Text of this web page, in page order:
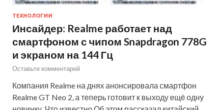
ТЕХНОЛОГИИ
Инсайдер: Realme работает над
смартфоном с чипом Snapdragon 778G
и экраном на 144 Гц
Оставьте комментарий
Компания Realme на днях анонсировала смартфон
Realme GT Neo 2, а теперь готовит к выходу ещё одну